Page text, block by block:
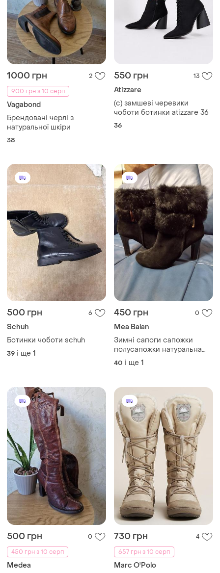
1000 грн
2
900 грн з 10 серп
Vagabond
Брендовані черлі з
натуральної шкіри
38
550 грн 13
Atizzare
(с) замшеві черевики
чоботи ботинки atizzare 36
36
500 грн 6
Schuh
Ботинки чоботи schuh
39 і ще 1
450 грн 0
Mea Balan
Зимні сапоги сапожки
полусапожки натуральна
замша
40 і ще 1
500 грн
0
450 грн з 10 серп
Medea
730 грн
4
657 грн з 10 серп
Marc O'Polo